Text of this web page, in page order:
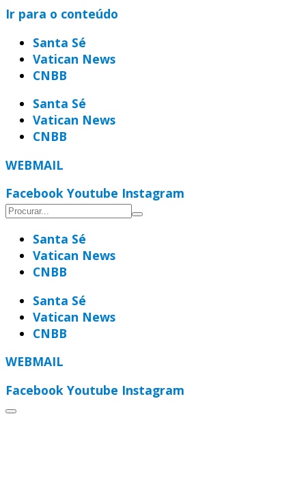
Ir para o conteúdo
Santa Sé
Vatican News
CNBB
Santa Sé
Vatican News
CNBB
WEBMAIL
Facebook Youtube Instagram
Santa Sé
Vatican News
CNBB
Santa Sé
Vatican News
CNBB
WEBMAIL
Facebook Youtube Instagram